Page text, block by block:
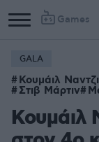
Games
GALA
Κουμάιλ
Στιβ Μάρτιν
Κουμάιλ